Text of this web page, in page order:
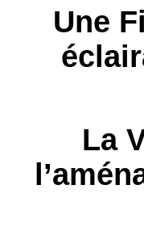
Une
La